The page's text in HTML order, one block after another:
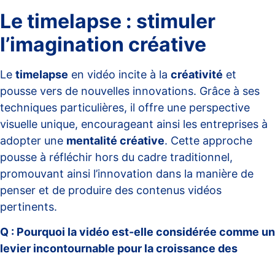
Le timelapse : stimuler
l’imagination créative
Le timelapse en vidéo incite à la créativité et
pousse vers de nouvelles innovations. Grâce à ses
techniques particulières, il offre une perspective
visuelle unique, encourageant ainsi les entreprises à
adopter une mentalité créative. Cette approche
pousse à réfléchir hors du cadre traditionnel,
promouvant ainsi l’innovation dans la manière de
penser et de produire des contenus vidéos
pertinents.
Q : Pourquoi la vidéo est-elle considérée comme un
levier incontournable pour la croissance des